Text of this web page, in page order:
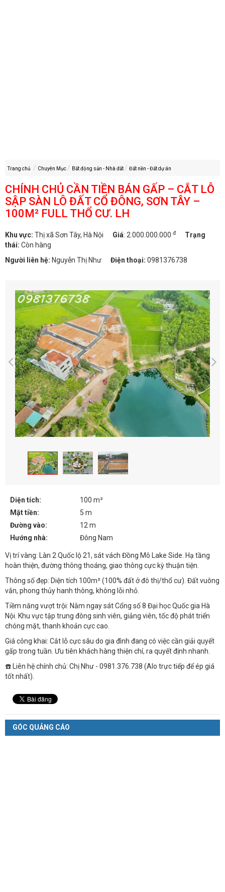
Trang chủ Chuyên Mục Bất động sản - Nhà đất Đất nền - Đất dự án
CHÍNH CHỦ CẦN TIỀN BÁN GẤP – CẮT LỖ
SẬP SÀN LÔ ĐẤT CỔ ĐÔNG, SƠN TÂY –
100M² FULL THỔ CƯ. LH
Khu vực: Thị xã Sơn Tây, Hà Nội Giá: 2.000.000.000 đ
Trạng
thái: Còn hàng
Người liên hệ: Nguyễn Thị Như Điện thoại: 0981376738
Diện tích:
100 m²
Mặt tiền:
5 m
Đường vào:
12 m
Hướng nhà:
Đông Nam
Vị trí vàng: Làn 2 Quốc lộ 21, sát vách Đồng Mô Lake Side. Hạ tầng
hoàn thiện, đường thông thoáng, giao thông cực kỳ thuận tiện.
Thông số đẹp: Diện tích 100m² (100% đất ở đô thị/thổ cư). Đất vuông
vắn, phong thủy hanh thông, không lỗi nhỏ.
Tiềm năng vượt trội: Nằm ngay sát Cổng số 8 Đại học Quốc gia Hà
Nội. Khu vực tập trung đông sinh viên, giảng viên, tốc độ phát triển
chóng mặt, thanh khoản cực cao.
Giá công khai: Cắt lỗ cực sâu do gia đình đang có việc cần giải quyết
gấp trong tuần. Ưu tiên khách hàng thiện chí, ra quyết định nhanh.
☎️ Liên hệ chính chủ: Chị Như - 0981.376.738 (Alo trực tiếp để ép giá
tốt nhất).
GÓC QUẢNG CÁO